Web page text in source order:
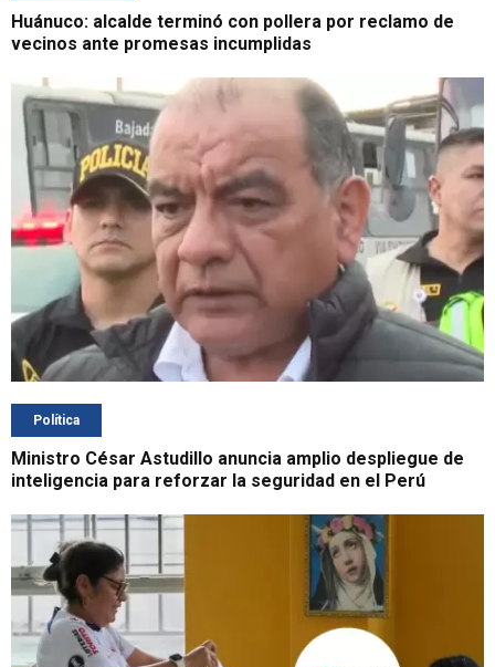
Huánuco: alcalde terminó con pollera por reclamo de
vecinos ante promesas incumplidas
Política
Ministro César Astudillo anuncia amplio despliegue de
inteligencia para reforzar la seguridad en el Perú